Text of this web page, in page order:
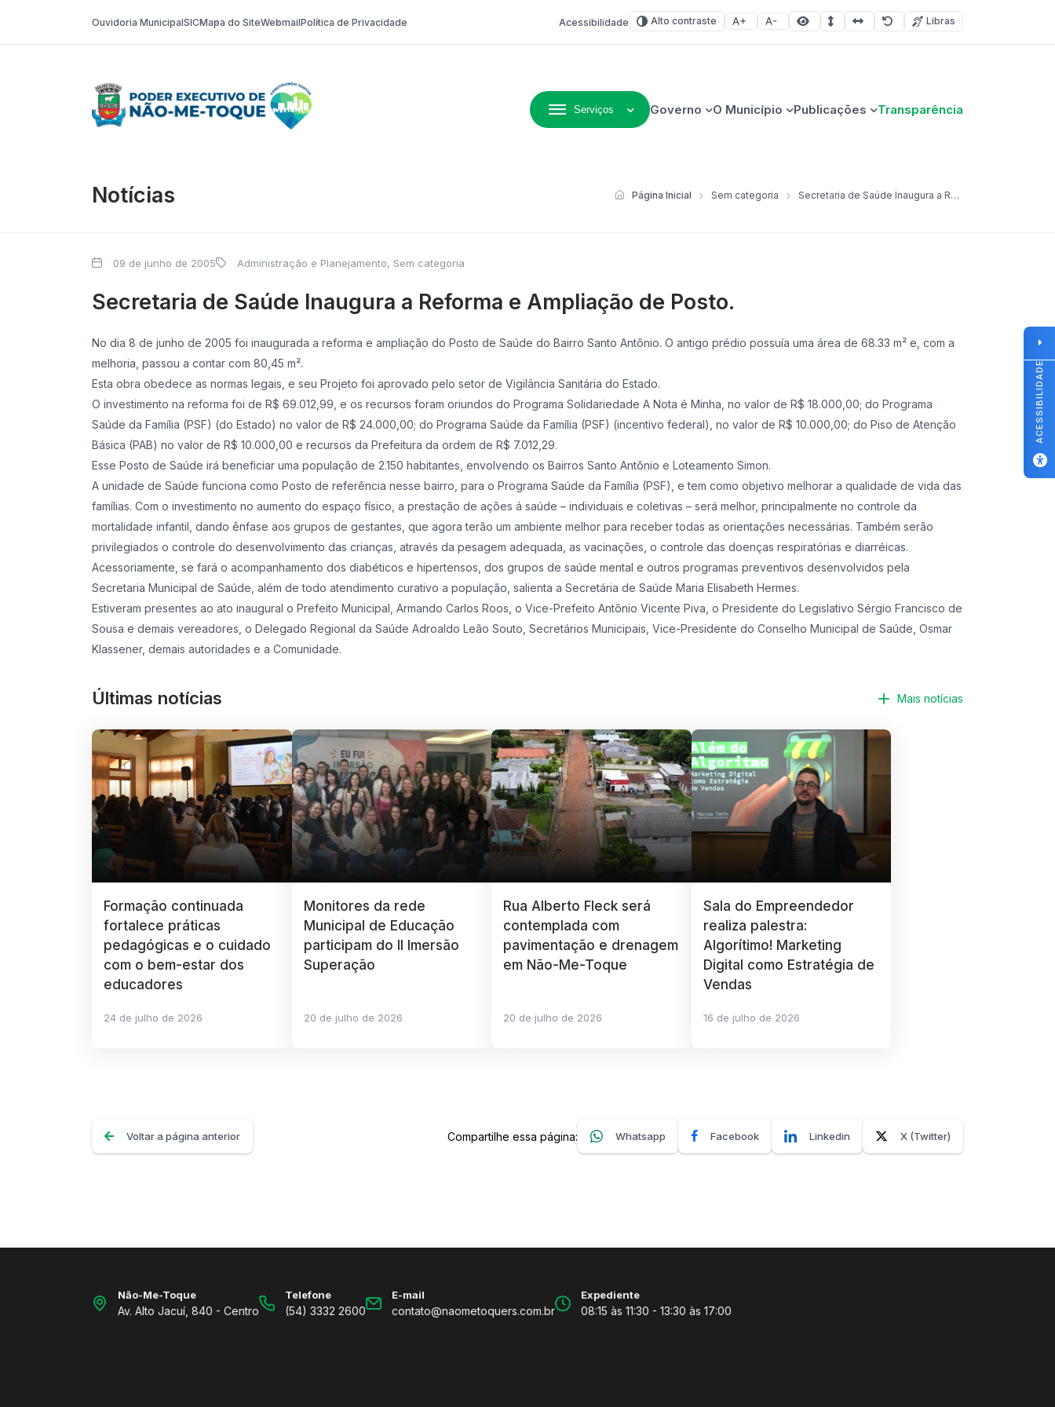
Ouvidoria MunicipalSICMapa do SiteWebmailPolítica de Privacidade Acessibilidade Alto contraste Aumentar fonte
Diminuir fonteÁrea selecionada
Espaçamento de linha
Espaço dos caracteres
RedefinirLibras
Serviços Governo O Município Publicações Transparência
Notícias Página Inicial Sem categoria Secretaria de Saúde Inaugura a Reforma e Ampliação de Posto.
09 de junho de 2005 Administração e Planejamento, Sem categoria
Secretaria de Saúde Inaugura a Reforma e Ampliação de Posto.
No dia 8 de junho de 2005 foi inaugurada a reforma e ampliação do Posto de Saúde do Bairro Santo Antônio. O antigo prédio possuía uma área de 68.33 m² e, com a
melhoria, passou a contar com 80,45 m².
Esta obra obedece as normas legais, e seu Projeto foi aprovado pelo setor de Vigilância Sanitária do Estado.
O investimento na reforma foi de R$ 69.012,99, e os recursos foram oriundos do Programa Solidariedade A Nota é Minha, no valor de R$ 18.000,00; do Programa
Saúde da Família (PSF) (do Estado) no valor de R$ 24.000,00; do Programa Saúde da Família (PSF) (incentivo federal), no valor de R$ 10.000,00; do Piso de Atenção
Básica (PAB) no valor de R$ 10.000,00 e recursos da Prefeitura da ordem de R$ 7.012,29.
Esse Posto de Saúde irá beneficiar uma população de 2.150 habitantes, envolvendo os Bairros Santo Antônio e Loteamento Simon.
A unidade de Saúde funciona como Posto de referência nesse bairro, para o Programa Saúde da Família (PSF), e tem como objetivo melhorar a qualidade de vida das
famílias. Com o investimento no aumento do espaço físico, a prestação de ações á saúde – individuais e coletivas – será melhor, principalmente no controle da
mortalidade infantil, dando ênfase aos grupos de gestantes, que agora terão um ambiente melhor para receber todas as orientações necessárias. Também serão
privilegiados o controle do desenvolvimento das crianças, através da pesagem adequada, as vacinações, o controle das doenças respiratórias e diarréicas.
Acessoriamente, se fará o acompanhamento dos diabéticos e hipertensos, dos grupos de saúde mental e outros programas preventivos desenvolvidos pela
Secretaria Municipal de Saúde, além de todo atendimento curativo a população, salienta a Secretária de Saúde Maria Elisabeth Hermes.
Estiveram presentes ao ato inaugural o Prefeito Municipal, Armando Carlos Roos, o Vice-Prefeito Antônio Vicente Piva, o Presidente do Legislativo Sérgio Francisco de
Sousa e demais vereadores, o Delegado Regional da Saúde Adroaldo Leão Souto, Secretários Municipais, Vice-Presidente do Conselho Municipal de Saúde, Osmar
Klassener, demais autoridades e a Comunidade.
Últimas notícias Mais notícias
Formação continuada
fortalece práticas
pedagógicas e o cuidado
com o bem-estar dos
educadores
24 de julho de 2026
Monitores da rede
Municipal de Educação
participam do II Imersão
Superação
20 de julho de 2026
Rua Alberto Fleck será
contemplada com
pavimentação e drenagem
em Não-Me-Toque
20 de julho de 2026
Sala do Empreendedor
realiza palestra:
Algorítimo! Marketing
Digital como Estratégia de
Vendas
16 de julho de 2026
Voltar a página anterior Compartilhe essa página: Whatsapp Facebook Linkedin X (Twitter)
Não-Me-Toque
Av. Alto Jacuí, 840 - Centro
Telefone
(54) 3332 2600
E-mail
contato@naometoquers.com.br
Expediente
08:15 às 11:30 - 13:30 às 17:00
ACESSIBILIDADE